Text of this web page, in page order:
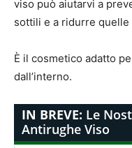
viso può aiutarvi a
sottili e a ridurre quelle
È il cosmetico adatto
dall’interno.
IN BREVE: Le
Antirughe Viso